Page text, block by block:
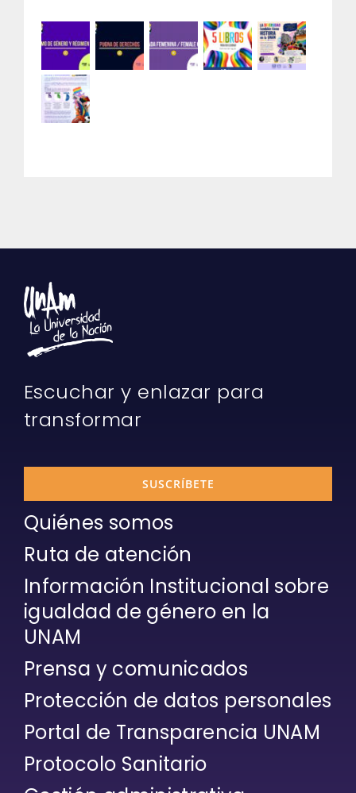
Escuchar y enlazar para
transformar
SUSCRÍBETE
Quiénes somos
Ruta de atención
Información Institucional sobre
igualdad de género en la
UNAM
Prensa y comunicados
Protección de datos personales
Portal de Transparencia UNAM
Protocolo Sanitario